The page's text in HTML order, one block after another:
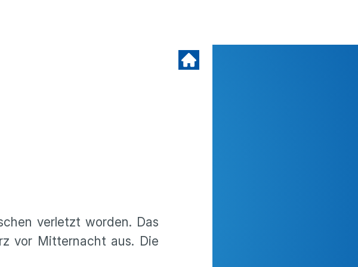
verletzt worden. Das
vor Mitter­nacht aus. Die